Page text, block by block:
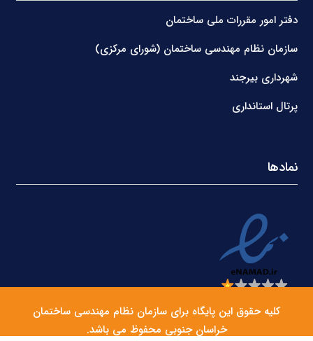
دفتر امور مقررات ملی ساختمان
سازمان نظام مهندسی ساختمان (شورای مرکزی)
شهرداری بیرجند
پرتال استانداری
نمادها
کلیه حقوق این پایگاه برای سازمان نظام مهندسی ساختمان
خراسان جنوبی محفوظ می باشد.